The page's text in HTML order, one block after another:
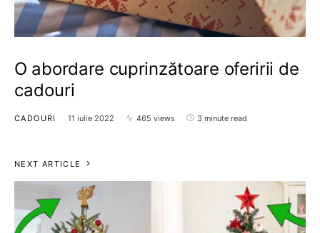
O abordare cuprinzătoare oferirii de
cadouri
CADOURI 11 iulie 2022 465 views 3 minute read
NEXT ARTICLE